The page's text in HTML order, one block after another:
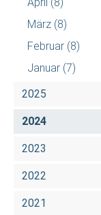
März (8)
Februar (8)
Januar (7)
2025
2024
2023
2022
2021